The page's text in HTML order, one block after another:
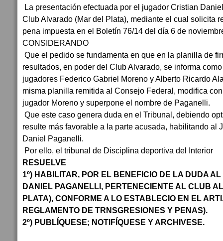
La presentación efectuada por el jugador Cristian
Club Alvarado (Mar del Plata), mediante el cual solicita
pena impuesta en el Boletín 76/14 del día 6 de
CONSIDERANDO
Que el pedido se fundamenta en que en la planilla de
resultados, en poder del Club Alvarado, se informa
jugadores Federico Gabriel Moreno y Alberto Ricardo
misma planilla remitida al Consejo Federal, modifica
jugador Moreno y superpone el nombre de Paganelli.
Que este caso genera duda en el Tribunal, debiendo
resulte más favorable a la parte acusada, habilitando al
Daniel Paganelli.
Por ello, el tribunal de Disciplina deportiva del Interior
RESUELVE
1º) HABILITAR, POR EL BENEFICIO DE LA DUDA
DANIEL PAGANELLI, PERTENECIENTE AL CLUB
PLATA), CONFORME A LO ESTABLECIO EN EL
REGLAMENTO DE TRNSGRESIONES Y PENAS).
2º) PUBLÍQUESE; NOTIFÍQUESE Y ARCHIVESE.